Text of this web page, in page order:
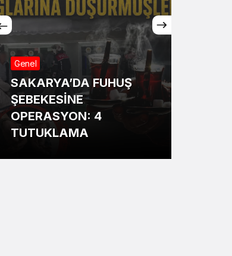
Genel
SAKARYA’DA FUHUŞ
ŞEBEKESİNE
OPERASYON: 4
TUTUKLAMA